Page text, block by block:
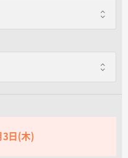
3日(木)